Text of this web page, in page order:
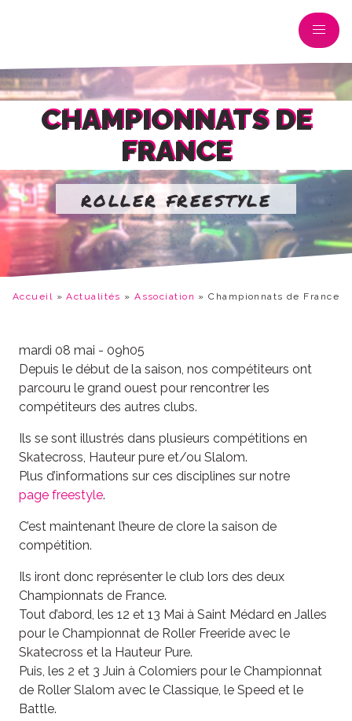
CHAMPIONNATS DE
FRANCE
roller freestyle
Accueil »Actualités »Association »Championnats de France
mardi 08 mai - 09h05
Depuis le début de la saison, nos compétiteurs ont
parcouru le grand ouest pour rencontrer les
compétiteurs des autres clubs.
Ils se sont illustrés dans plusieurs compétitions en
Skatecross, Hauteur pure et/ou Slalom.
Plus d’informations sur ces disciplines sur notre
page freestyle.
C’est maintenant l’heure de clore la saison de
compétition.
Ils iront donc représenter le club lors des deux
Championnats de France.
Tout d’abord, les 12 et 13 Mai à Saint Médard en Jalles
pour le Championnat de Roller Freeride avec le
Skatecross et la Hauteur Pure.
Puis, les 2 et 3 Juin à Colomiers pour le Championnat
de Roller Slalom avec le Classique, le Speed et le
Battle.